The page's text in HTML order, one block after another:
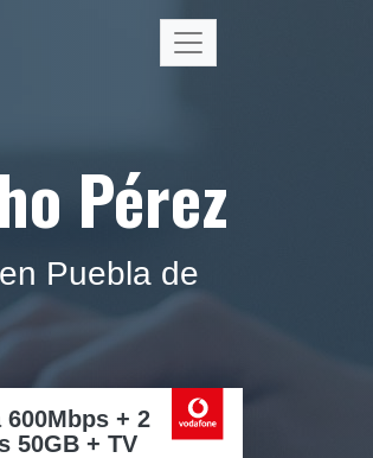
Pérez
Puebla de
600Mbps + 2
50GB + TV